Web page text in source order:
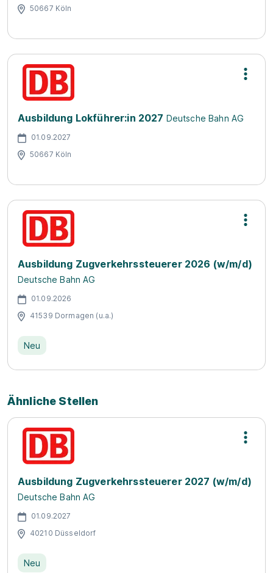
50667 Köln
Ausbildung Lokführer:in 2027 Deutsche Bahn AG
01.09.2027
50667 Köln
Ausbildung Zugverkehrssteuerer 2026 (w/m/d)
Deutsche Bahn AG
01.09.2026
41539 Dormagen (u.a.)
Neu
Ähnliche Stellen
Ausbildung Zugverkehrssteuerer 2027 (w/m/d)
Deutsche Bahn AG
01.09.2027
40210 Düsseldorf
Neu